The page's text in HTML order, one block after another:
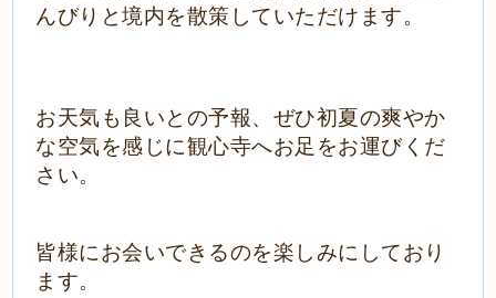
んびりと境内を散策していただけます。
お天気も良いとの予報、ぜひ初夏の爽やか
な空気を感じに観心寺へお足をお運びくだ
さい。
皆様にお会いできるのを楽しみにしており
ます。